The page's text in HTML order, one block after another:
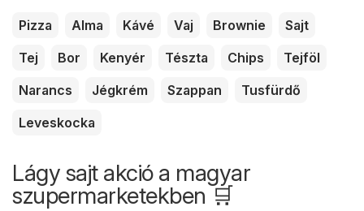
Pizza Alma Kávé Vaj Brownie
Sajt
Tej
Bor Kenyér Tészta Chips
Tejföl
Narancs
Jégkrém Szappan
Tusfürdő
Leveskocka
Lágy sajt akció a magyar
szupermarketekben 🛒